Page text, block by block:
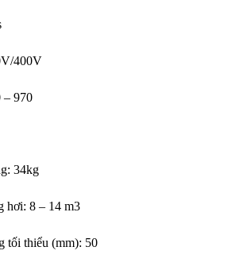
400V
– 970
34kg
hơi: 8 – 14 m3
tối thiểu (mm): 50